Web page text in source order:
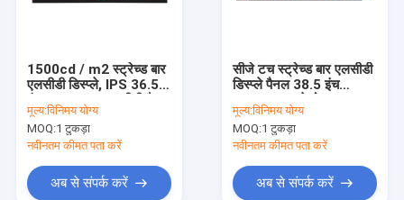
1500cd / m2 स्ट्रेच्ड बार
एलसीडी डिस्प्ले, IPS 36.5
इंच अल्ट्रावाइड एलसीडी पैनल
मूल्य:विनिमय योग्य
MOQ:1 टुकड़ा
नवीनतम कीमत पता करें
अब से संपर्क करें
सीजे टच स्ट्रेच्ड बार एलसीडी
डिस्प्ले पैनल 38.5 इंच
1920x540 रेजोल्यूशन
मूल्य:विनिमय योग्य
MOQ:1 टुकड़ा
नवीनतम कीमत पता करें
अब से संपर्क करें